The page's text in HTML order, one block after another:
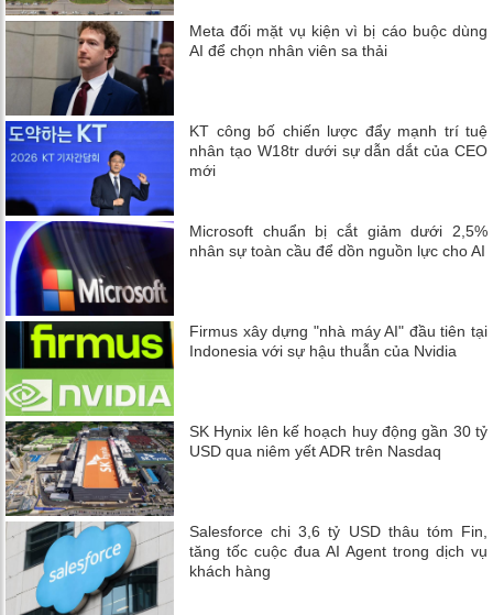
Meta đối mặt vụ kiện vì bị cáo buộc dùng
AI để chọn nhân viên sa thải
KT công bố chiến lược đẩy mạnh trí tuệ
nhân tạo W18tr dưới sự dẫn dắt của CEO
mới
Microsoft chuẩn bị cắt giảm dưới 2,5%
nhân sự toàn cầu để dồn nguồn lực cho AI
Firmus xây dựng "nhà máy AI" đầu tiên tại
Indonesia với sự hậu thuẫn của Nvidia
SK Hynix lên kế hoạch huy động gần 30 tỷ
USD qua niêm yết ADR trên Nasdaq
Salesforce chi 3,6 tỷ USD thâu tóm Fin,
tăng tốc cuộc đua AI Agent trong dịch vụ
khách hàng